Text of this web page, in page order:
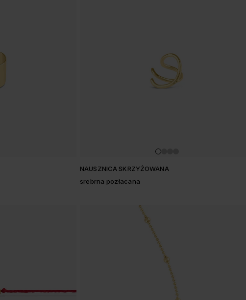
NAUSZNICA SKRZYŻOWANA
srebrna pozłacana